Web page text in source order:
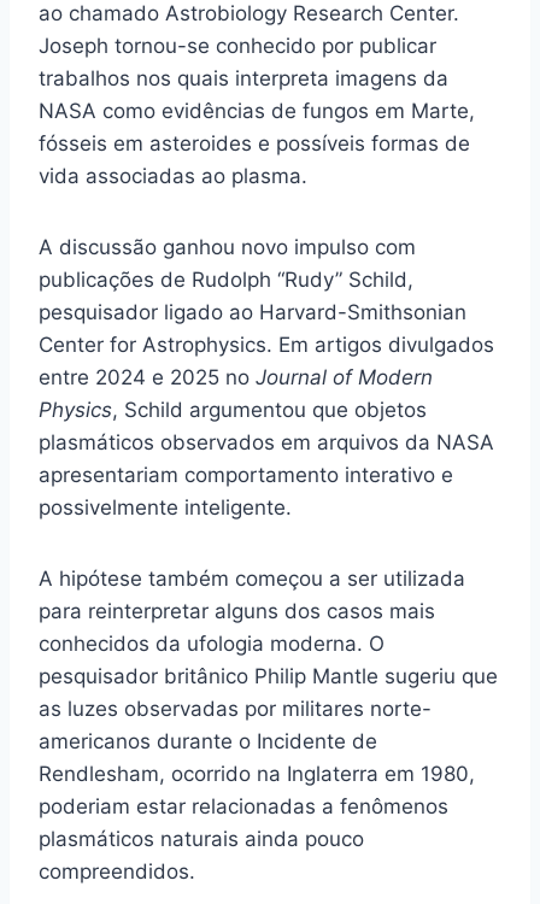
ao chamado Astrobiology Research Center.
Joseph tornou-se conhecido por publicar
trabalhos nos quais interpreta imagens da
NASA como evidências de fungos em Marte,
fósseis em asteroides e possíveis formas de
vida associadas ao plasma.
A discussão ganhou novo impulso com
publicações de Rudolph “Rudy” Schild,
pesquisador ligado ao Harvard-Smithsonian
Center for Astrophysics. Em artigos divulgados
entre 2024 e 2025 no Journal of Modern
Physics, Schild argumentou que objetos
plasmáticos observados em arquivos da NASA
apresentariam comportamento interativo e
possivelmente inteligente.
A hipótese também começou a ser utilizada
para reinterpretar alguns dos casos mais
conhecidos da ufologia moderna. O
pesquisador britânico Philip Mantle sugeriu que
as luzes observadas por militares norte-
americanos durante o Incidente de
Rendlesham, ocorrido na Inglaterra em 1980,
poderiam estar relacionadas a fenômenos
plasmáticos naturais ainda pouco
compreendidos.